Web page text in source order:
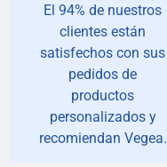
El 94% de nuestros
clientes están
satisfechos con sus
pedidos de
productos
personalizados y
recomiendan Vegea.